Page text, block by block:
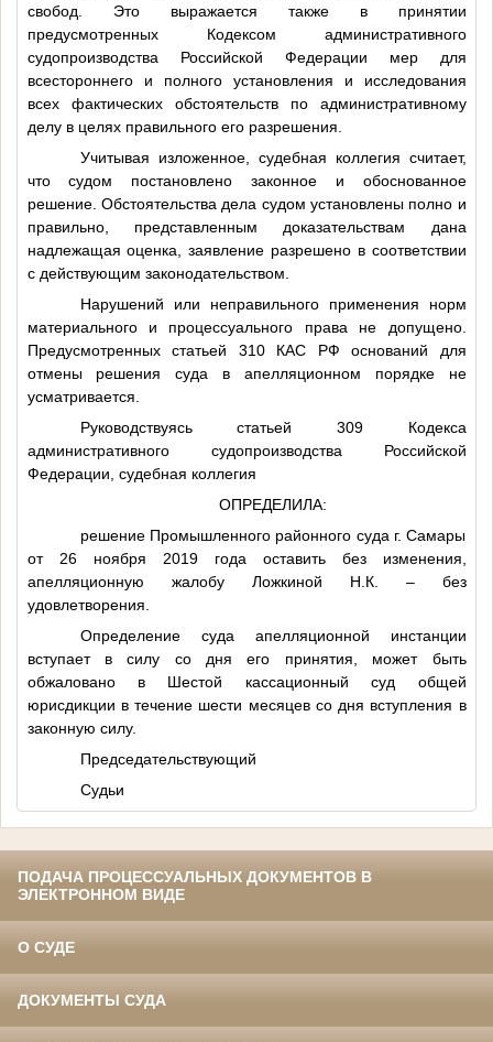
свобод. Это выражается также в принятии
предусмотренных Кодексом административного
судопроизводства Российской Федерации мер для
всестороннего и полного установления и исследования
всех фактических обстоятельств по административному
делу в целях правильного его разрешения.
Учитывая изложенное, судебная коллегия считает,
что судом постановлено законное и обоснованное
решение. Обстоятельства дела судом установлены полно и
правильно, представленным доказательствам дана
надлежащая оценка, заявление разрешено в соответствии
с действующим законодательством.
Нарушений или неправильного применения норм
материального и процессуального права не допущено.
Предусмотренных статьей 310 КАС РФ оснований для
отмены решения суда в апелляционном порядке не
усматривается.
Руководствуясь статьей 309 Кодекса
административного судопроизводства Российской
Федерации, судебная коллегия
ОПРЕДЕЛИЛА:
решение Промышленного районного суда г. Самары
от 26 ноября 2019 года оставить без изменения,
апелляционную жалобу Ложкиной Н.К. – без
удовлетворения.
Определение суда апелляционной инстанции
вступает в силу со дня его принятия, может быть
обжаловано в Шестой кассационный суд общей
юрисдикции в течение шести месяцев со дня вступления в
законную силу.
Председательствующий
Судьи
ПОДАЧА ПРОЦЕССУАЛЬНЫХ ДОКУМЕНТОВ В
ЭЛЕКТРОННОМ ВИДЕ
О СУДЕ
ДОКУМЕНТЫ СУДА